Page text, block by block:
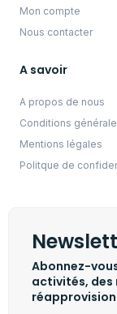
Mon compte
Nous contacter
A savoir
A propos de nous
Conditions
Mentions légales
Politque de
Abonnez-
activités, des